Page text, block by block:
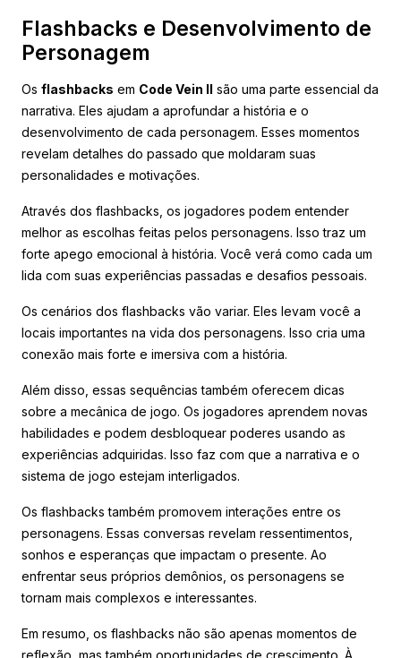
Flashbacks e Desenvolvimento de
Personagem
Os flashbacks em Code Vein II são uma parte essencial da
narrativa. Eles ajudam a aprofundar a história e o
desenvolvimento de cada personagem. Esses momentos
revelam detalhes do passado que moldaram suas
personalidades e motivações.
Através dos flashbacks, os jogadores podem entender
melhor as escolhas feitas pelos personagens. Isso traz um
forte apego emocional à história. Você verá como cada um
lida com suas experiências passadas e desafios pessoais.
Os cenários dos flashbacks vão variar. Eles levam você a
locais importantes na vida dos personagens. Isso cria uma
conexão mais forte e imersiva com a história.
Além disso, essas sequências também oferecem dicas
sobre a mecânica de jogo. Os jogadores aprendem novas
habilidades e podem desbloquear poderes usando as
experiências adquiridas. Isso faz com que a narrativa e o
sistema de jogo estejam interligados.
Os flashbacks também promovem interações entre os
personagens. Essas conversas revelam ressentimentos,
sonhos e esperanças que impactam o presente. Ao
enfrentar seus próprios demônios, os personagens se
tornam mais complexos e interessantes.
Em resumo, os flashbacks não são apenas momentos de
reflexão, mas também oportunidades de crescimento. À